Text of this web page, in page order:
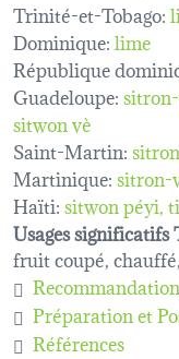
Trinité-et-Tobago:
Dominique:lime
République
Guadeloupe:
sitwon vè
Saint-Martin:
Martinique:sitron-
Haïti:sitwon péyi
Usages
fruit coupé,
Préparation et
Références